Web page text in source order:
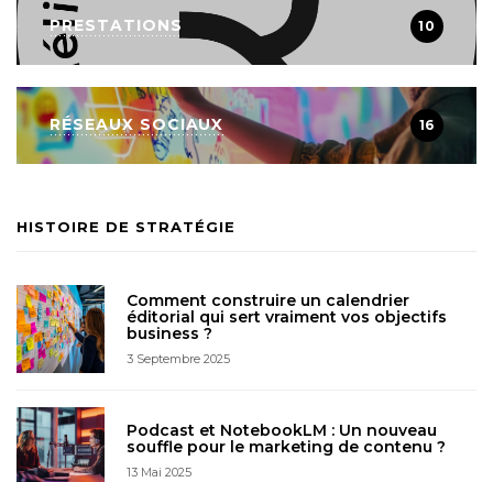
PRESTATIONS 10
RÉSEAUX SOCIAUX 16
HISTOIRE DE STRATÉGIE
Comment construire un calendrier
éditorial qui sert vraiment vos objectifs
business ?
3 Septembre 2025
Podcast et NotebookLM : Un nouveau
souffle pour le marketing de contenu ?
13 Mai 2025